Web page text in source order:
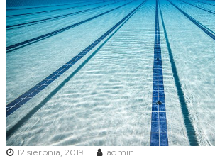
u
i
R
e
k
r
e
a
c
12 sierpnia, 2019 admin